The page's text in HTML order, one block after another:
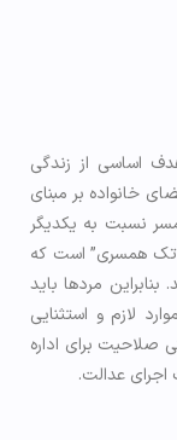
اساسی از زندگی
خانواده بر مبنای
نسبت به یکدیگر
تک همسری” است که
مردها باید
لازم و استثنایی
صلاحیت برای اداره
عدالت.